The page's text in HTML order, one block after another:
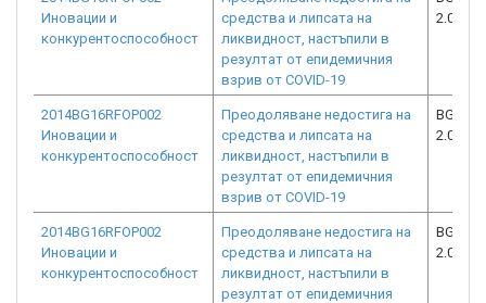
Иновации и
конкурентоспособност
средства и липсата на
ликвидност, настъпили в
резултат от епидемичния
взрив от COVID-19
2.073-
2014BG16RFOP002
Иновации и
конкурентоспособност
Преодоляване недостига на
средства и липсата на
ликвидност, настъпили в
резултат от епидемичния
взрив от COVID-19
2.073-
2014BG16RFOP002
Иновации и
конкурентоспособност
Преодоляване недостига на
средства и липсата на
ликвидност, настъпили в
резултат от епидемичния
2.073-